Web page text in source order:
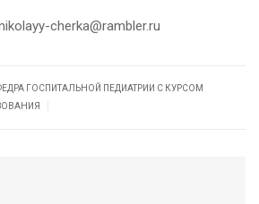
cherka@rambler.ru
ГОСПИТАЛЬНОЙ ПЕДИАТРИИ С КУРСОМ